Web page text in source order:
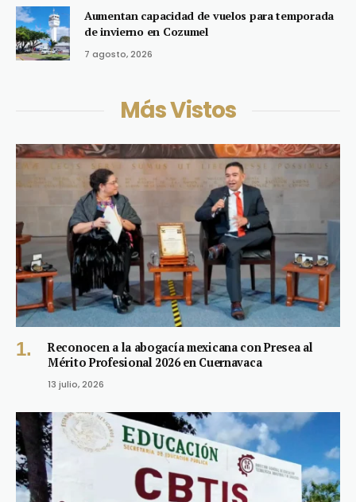
Aumentan capacidad de vuelos para temporada
de invierno en Cozumel
7 agosto, 2026
Más Vistos
Reconocen a la abogacía mexicana con Presea al
Mérito Profesional 2026 en Cuernavaca
13 julio, 2026